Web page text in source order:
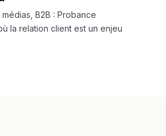
B2B : Probance
la relation client est un enjeu